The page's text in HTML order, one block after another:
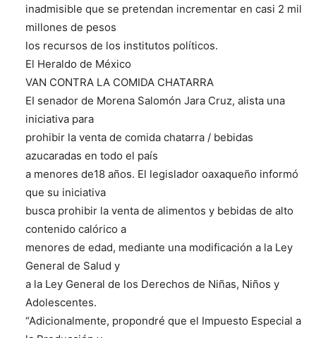
inadmisible que se pretendan incrementar en casi 2 mil
millones de pesos
los recursos de los institutos políticos.
El Heraldo de México
VAN CONTRA LA COMIDA CHATARRA
EI senador de Morena Salomón Jara Cruz, alista una
iniciativa para
prohibir la venta de comida chatarra / bebidas
azucaradas en todo el país
a menores de18 años. El legislador oaxaqueño informó
que su iniciativa
busca prohibir la venta de alimentos y bebidas de alto
contenido calórico a
menores de edad, mediante una modificación a la Ley
General de Salud y
a la Ley General de los Derechos de Niñas, Niños y
Adolescentes.
“Adicionalmente, propondré que el Impuesto Especial a